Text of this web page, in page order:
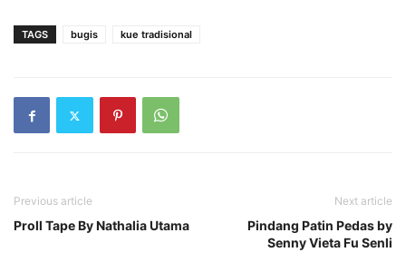
TAGS bugis kue tradisional
Previous article
Proll Tape By Nathalia Utama
Next article
Pindang Patin Pedas by
Senny Vieta Fu Senli